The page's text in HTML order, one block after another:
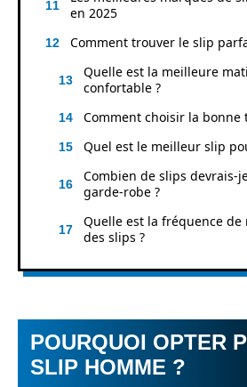
en 2025
Comment trouver le slip
Quelle est la meilleure
confortable ?
Comment choisir la bonne
Quel est le meilleur slip
Combien de slips devrais-
garde-robe ?
Quelle est la fréquence
des slips ?
POURQUOI OPTER
SLIP HOMME ?